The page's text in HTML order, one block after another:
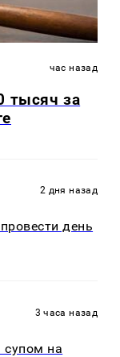
час назад
тысяч за
2 дня назад
день
3 часа назад
супом на